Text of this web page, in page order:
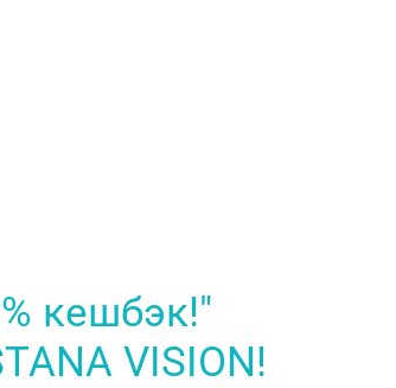
кешбэк!"
VISION!